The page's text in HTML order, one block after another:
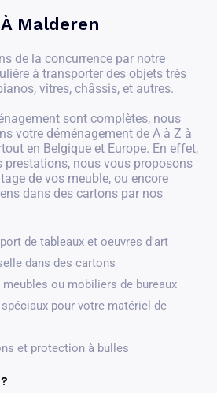
Malderen
de la concurrence par notre
à transporter des objets très
vitres, châssis, et autres.
sont complètes, nous
votre déménagement de A à Z à
en Belgique et Europe. En effet,
nous vous proposons
de vos meuble, ou encore
dans des cartons par nos
de tableaux et oeuvres d'art
dans des cartons
ou mobiliers de bureaux
pour votre matériel de
et protection à bulles